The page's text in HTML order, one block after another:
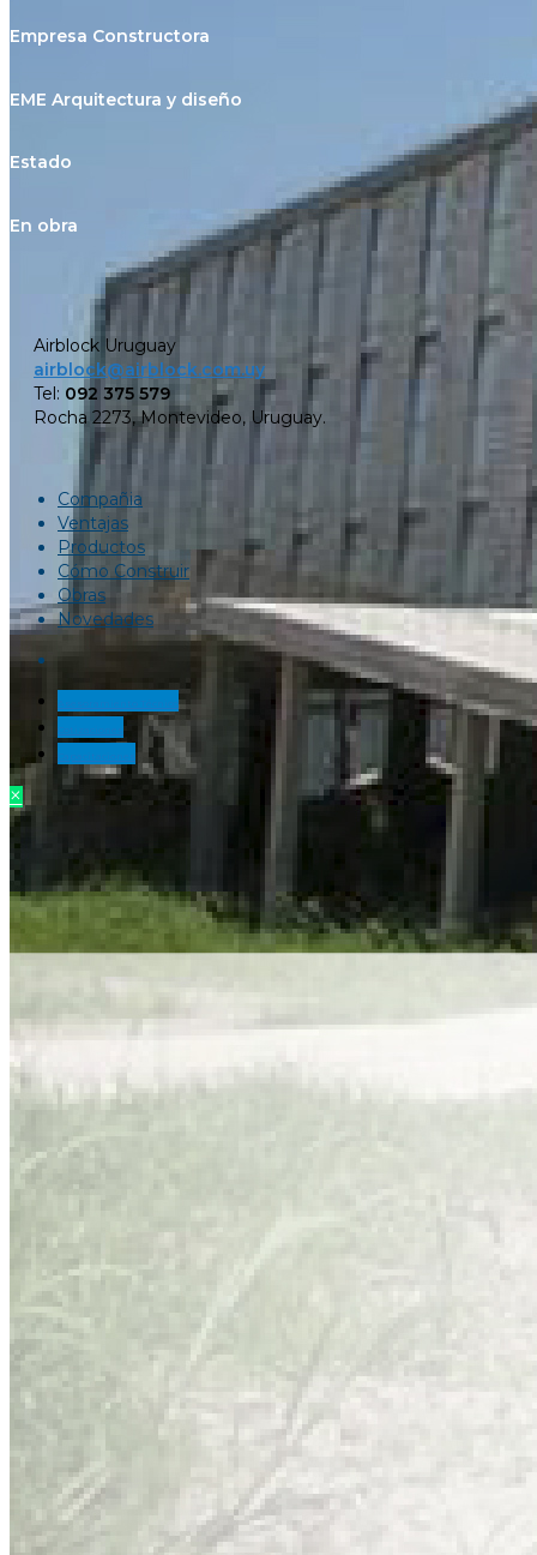
Empresa Constructora
EME Arquitectura y diseño
Estado
En obra
Airblock Uruguay
airblock@airblock.com.uy
Tel: 092 375 579
Rocha 2273, Montevideo, Uruguay.
Compañia
Ventajas
Productos
Cómo Construir
Obras
Novedades
Asesoramiento Técnico
Cotizaciones
Capacitaciones
×